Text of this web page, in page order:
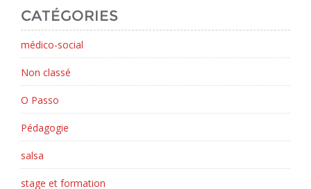
CATÉGORIES
médico-social
Non classé
O Passo
Pédagogie
salsa
stage et formation